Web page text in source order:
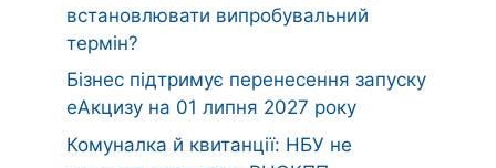
встановлювати випробувальний
термін?
Бізнес підтримує перенесення запуску
еАкцизу на 01 липня 2027 року
Комуналка й квитанції: НБУ не